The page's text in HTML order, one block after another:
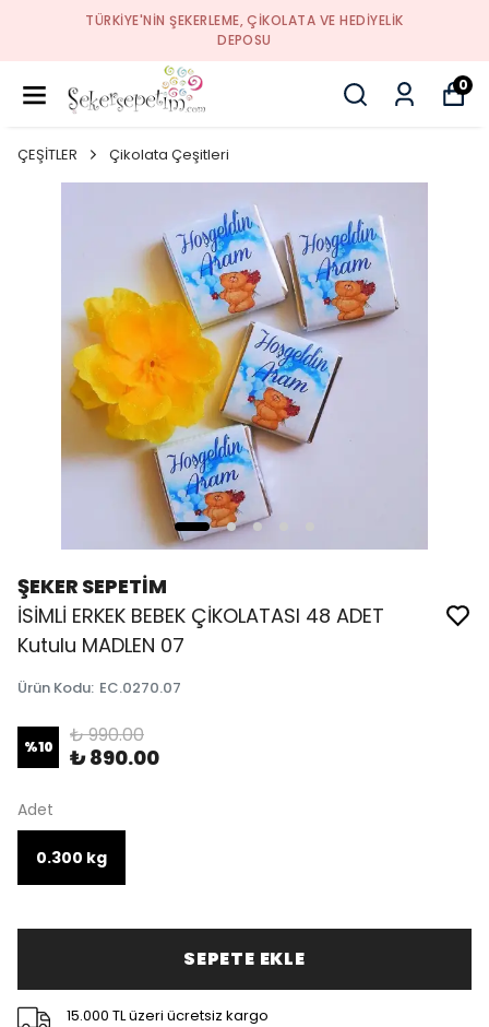
TÜRKIYE'NIN ŞEKERLEME, ÇIKOLATA VE HEDIYELIK
DEPOSU
0
ÇEŞİTLER Çikolata Çeşitleri
ŞEKER SEPETİM
İSİMLİ ERKEK BEBEK ÇİKOLATASI 48 ADET
Kutulu MADLEN 07
Ürün Kodu: EC.0270.07
%10 ₺ 990.00
₺ 890.00
Adet
0.300 kg
SEPETE EKLE
15.000 TL üzeri ücretsiz kargo